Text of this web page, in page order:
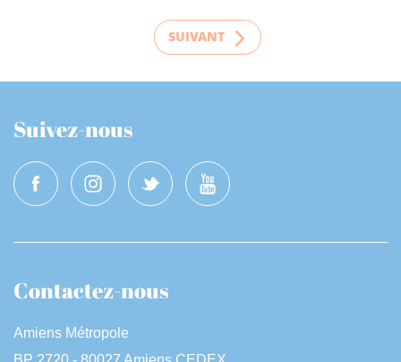
SUIVANT
Suivez-nous
Contactez-nous
Amiens Métropole